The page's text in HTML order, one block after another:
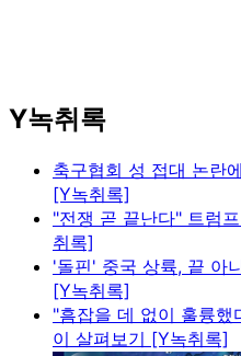
Y녹취록
축구협회 성 접대 논란
[Y녹취록]
"전쟁 곧 끝난다" 트럼
취록]
'돌핀' 중국 상륙, 끝 아
[Y녹취록]
"흠잡을 데 없이 훌륭했
이 살펴보기 [Y녹취록]